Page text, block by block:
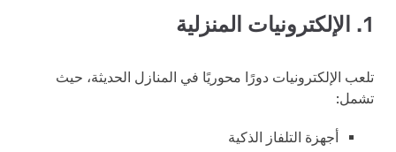
1. الإلكترونيات المنزلية
تلعب الإلكترونيات دورًا محوريًا في المنازل الحديثة، حيث
تشمل:
أجهزة التلفاز الذكية